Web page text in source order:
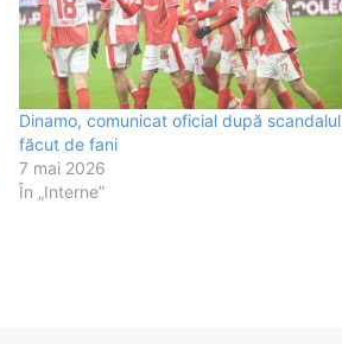
Dinamo, comunicat oficial după scandalul
făcut de fani
7 mai 2026
În „Interne”